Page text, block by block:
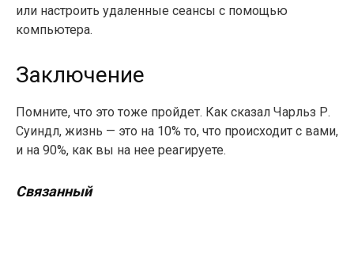
или настроить удаленные сеансы с помощью
компьютера.
Заключение
Помните, что это тоже пройдет. Как сказал Чарльз Р.
Суиндл, жизнь — это на 10% то, что происходит с вами,
и на 90%, как вы на нее реагируете.
Связанный